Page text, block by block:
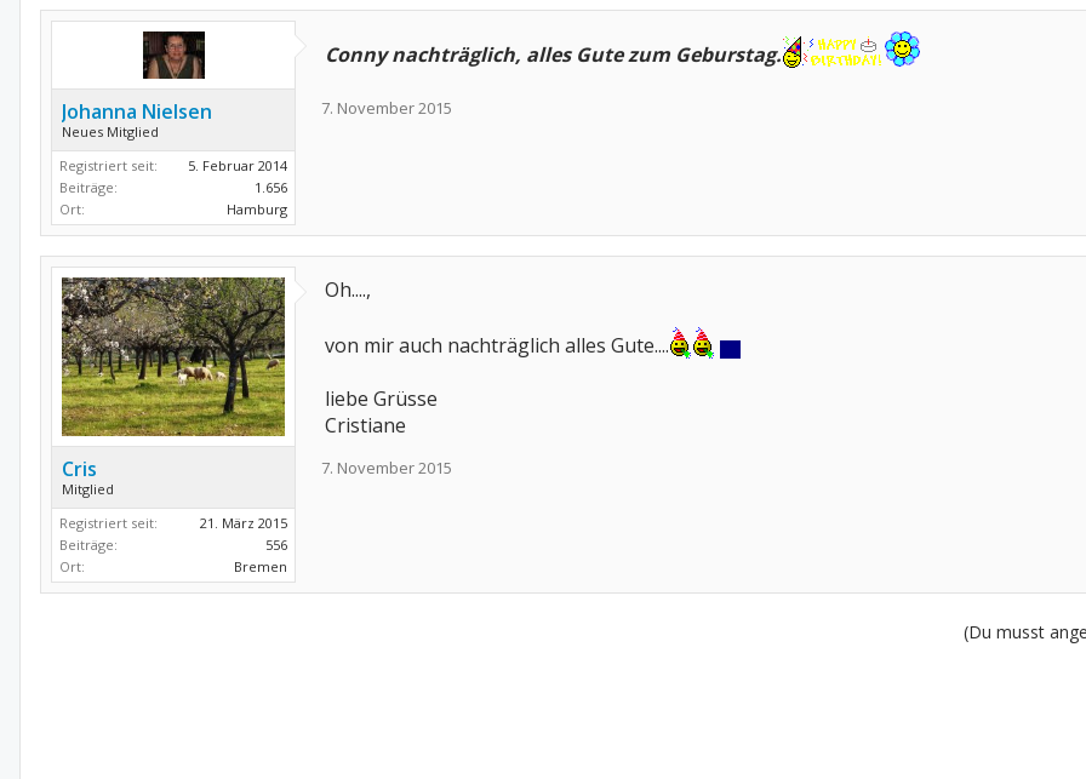
Johanna Nielsen
Neues Mitglied
Registriert seit:
5. Februar 2014
Beiträge:
1.656
Ort:
Hamburg
Conny nachträglich, alles Gute zum Geburstag.
7. November 2015
Cris
Mitglied
Registriert seit:
21. März 2015
Beiträge:
556
Ort:
Bremen
Oh....,
von mir auch nachträglich alles Gute....
liebe Grüsse
Cristiane
7. November 2015
(Du musst